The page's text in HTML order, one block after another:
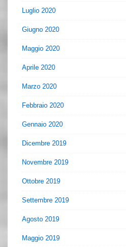
Luglio 2020
Giugno 2020
Maggio 2020
Aprile 2020
Marzo 2020
Febbraio 2020
Gennaio 2020
Dicembre 2019
Novembre 2019
Ottobre 2019
Settembre 2019
Agosto 2019
Maggio 2019